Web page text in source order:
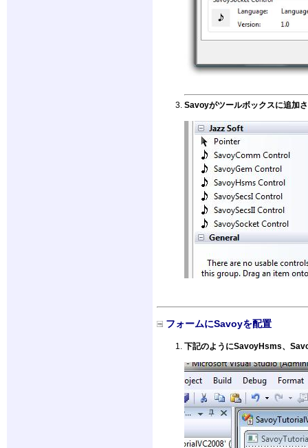
Savoyがツールボックスに追加
フォームにSavoyを配置
下記のようにSavoyHsms、